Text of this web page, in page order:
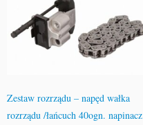
Zestaw rozrządu – napęd wałka
rozrządu /łańcuch 40ogn. napinacz